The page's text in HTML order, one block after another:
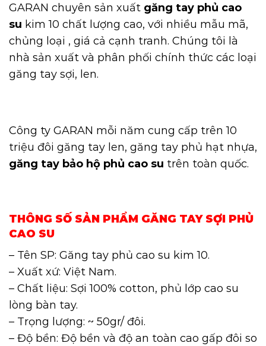
GARAN chuyên sản xuất găng tay phủ cao
su kim 10 chất lượng cao, với nhiều mẫu mã,
chủng loại , giá cả cạnh tranh. Chúng tôi là
nhà sản xuất và phân phối chính thức các loại
găng tay sợi, len.
Công ty GARAN mỗi năm cung cấp trên 10
triệu đôi găng tay len, găng tay phủ hạt nhựa,
găng tay bảo hộ phủ cao su trên toàn quốc.
THÔNG SỐ SẢN PHẨM GĂNG TAY SỢI PHỦ
CAO SU
– Tên SP: Găng tay phủ cao su kim 10.
– Xuất xứ: Việt Nam.
– Chất liệu: Sợi 100% cotton, phủ lớp cao su
lòng bàn tay.
– Trọng lượng: ~ 50gr/ đôi.
– Độ bền: Độ bền và độ an toàn cao gấp đôi so